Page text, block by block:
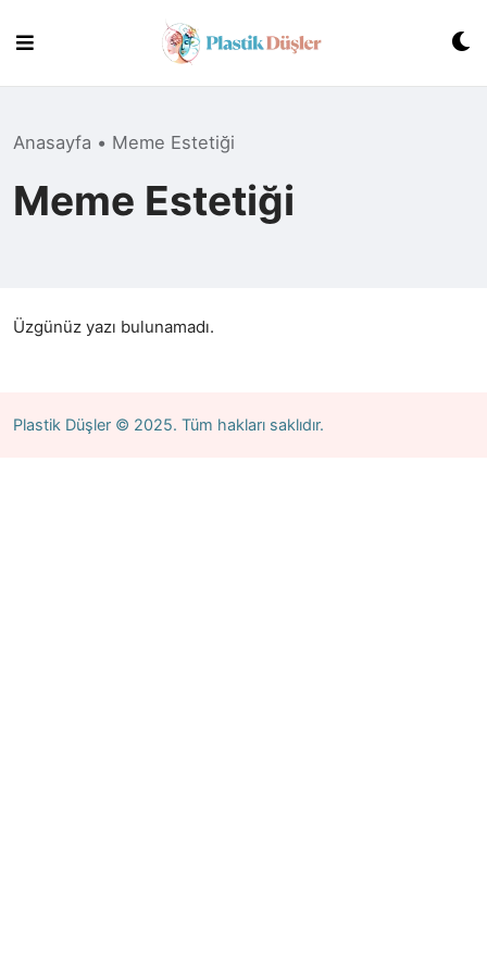
content
Anasayfa • Meme Estetiği
Meme Estetiği
Üzgünüz yazı bulunamadı.
Plastik Düşler © 2025. Tüm hakları saklıdır.